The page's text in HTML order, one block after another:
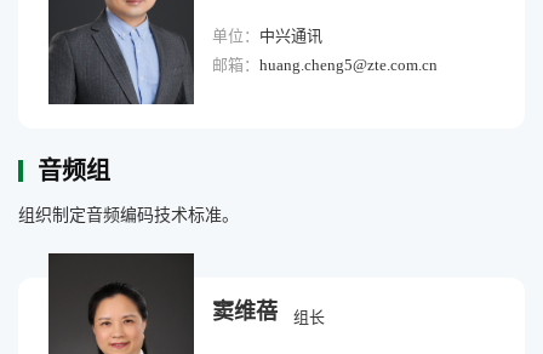
单位： 中兴通讯
邮箱： huang.cheng5@zte.com.cn
音频组
组织制定音频编码技术标准。
窦维蓓 组长